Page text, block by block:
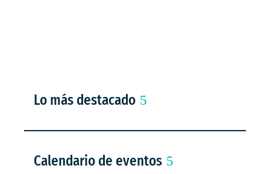
Lo más destacado
Calendario de eventos